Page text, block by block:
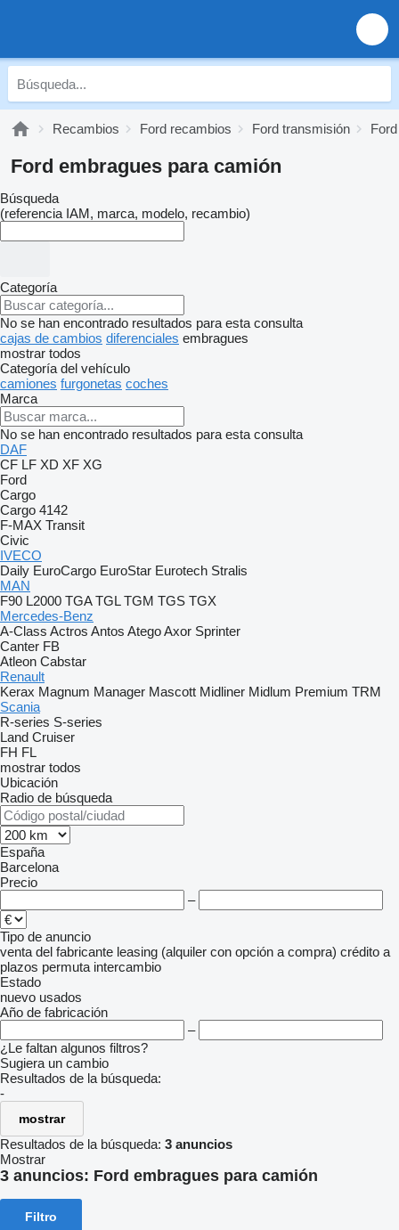
Recambios Ford recambios Ford transmisión
Ford embragues para camión
Búsqueda
(referencia IAM, marca, modelo, recambio)
Categoría
No se han encontrado resultados para esta consulta
cajas de cambios diferenciales embragues
mostrar todos
Categoría del vehículo
camiones furgonetas coches
Marca
No se han encontrado resultados para esta consulta
DAF
CF LF XD XF XG
Ford
Cargo
Cargo 4142
F-MAX Transit
Civic
IVECO
Daily EuroCargo EuroStar Eurotech Stralis
MAN
F90 L2000 TGA TGL TGM TGS TGX
Mercedes-Benz
A-Class Actros Antos AtegoAxor Sprinter
Canter FB
Atleon Cabstar
Renault
Kerax Magnum Manager Mascott Midliner Midlum Premium TRM
Scania
R-series S-series
Land Cruiser
FH FL
mostrar todos
Ubicación
Radio de búsqueda
España
Barcelona
Precio
–
Tipo de anuncio
venta del fabricante leasing (alquiler con opción a compra) crédito a
plazos permuta intercambio
Estado
nuevo usados
Año de fabricación
–
¿Le faltan algunos filtros?
Sugiera un cambio
Resultados de la búsqueda:
-
mostrar
Resultados de la búsqueda: 3 anuncios
Mostrar
3 anuncios: Ford embragues para camión
Filtro